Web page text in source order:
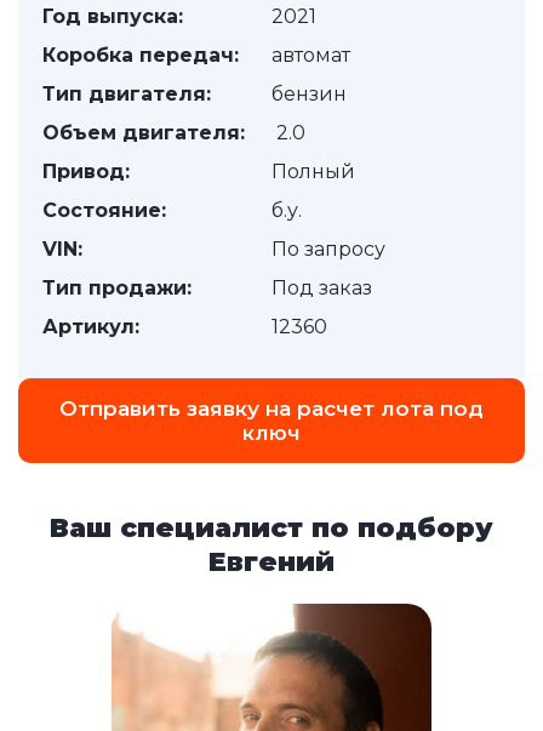
Год выпуска:
2021
Коробка передач:
автомат
Тип двигателя:
бензин
Объем двигателя:
2.0
Привод:
Полный
Состояние:
б.у.
VIN:
По запросу
Тип продажи:
Под заказ
Артикул:
12360
Отправить заявку на расчет лота под
ключ
Ваш специалист по подбору
Евгений